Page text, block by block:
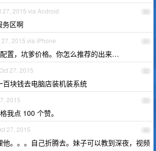
30
27, 2015 via Android
务区啊
31
27, 2015 via iPhone
置，坑爹价格。你怎么推荐的出来…
32
27, 2015
百块钱去电脑店装机装系统
33
2015
我点 100 个赞。
34
27, 2015
他。。。自己折腾去。妹子可以教到深夜，视频